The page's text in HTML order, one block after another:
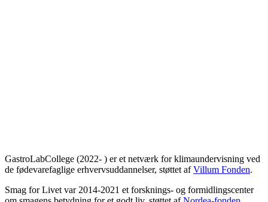
GastroLabCollege (2022- ) er et netværk for klimaundervisning ved
de fødevarefaglige erhvervsuddannelser, støttet afVillum Fonden.
Smag for Livet var 2014-2021 et forsknings- og formidlingscenter